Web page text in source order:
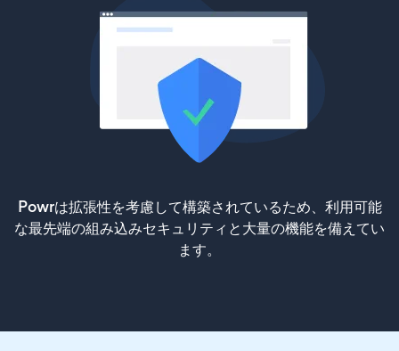
Powrは拡張性を考慮して構築されているため、利用可能
な最先端の組み込みセキュリティと大量の機能を備えてい
ます。